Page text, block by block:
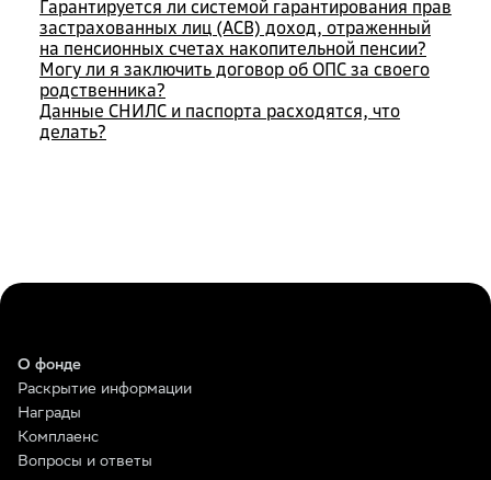
Гарантируется ли системой гарантирования прав
застрахованных лиц (АСВ) доход, отраженный
на пенсионных счетах накопительной пенсии?
Могу ли я заключить договор об ОПС за своего
родственника?
Данные СНИЛС и паспорта расходятся, что
делать?
О фонде
Раскрытие информации
Награды
Комплаенс
Вопросы и ответы